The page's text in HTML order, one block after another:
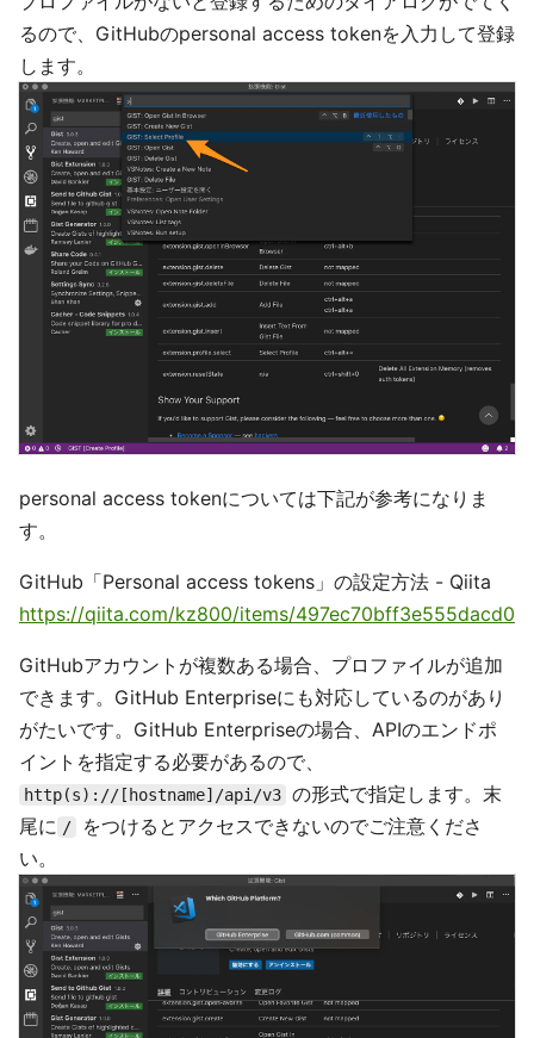
るので、GitHubのpersonal access tokenを入力して登録
します。
personal access tokenについては下記が参考になりま
す。
GitHub「Personal access tokens」の設定方法 - Qiita
https://qiita.com/kz800/items/497ec70bff3e555dacd0
GitHubアカウントが複数ある場合、プロファイルが追加
できます。GitHub Enterpriseにも対応しているのがあり
がたいです。GitHub Enterpriseの場合、APIのエンドポ
イントを指定する必要があるので、
http(s)://[hostname]/api/v3 の形式で指定します。末
尾に /
をつけるとアクセスできないのでご注意くださ
い。